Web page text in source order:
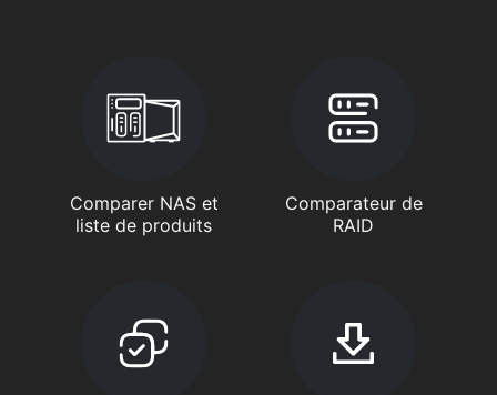
Comparer NAS et
liste de produits
Comparateur de
RAID